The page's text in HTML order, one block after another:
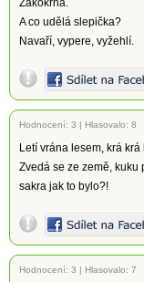
Zakokrhá.
A co udělá slepička?
Navaří, vypere, vyžehlí.
Hodnocení: 3 | Hlasovalo: 8
Letí vrána lesem, krá
Zvedá se ze země, kuku
sakra jak to bylo?!
Hodnocení: 3 | Hlasovalo: 7